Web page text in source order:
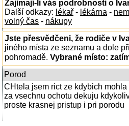
Zajímají-li vás podrobnosti o
Další odkazy: lékař - lékárna -
volný čas - nákupy
Jste přesvědčeni, že rodiče v
jiného místa ze seznamu a dole
pohromadě. Vybrané místo:
Porod
CHtela jsem rict ze kdybich
za vsechnu ochotu dekuju
proste krasnej pristup i pri porodu